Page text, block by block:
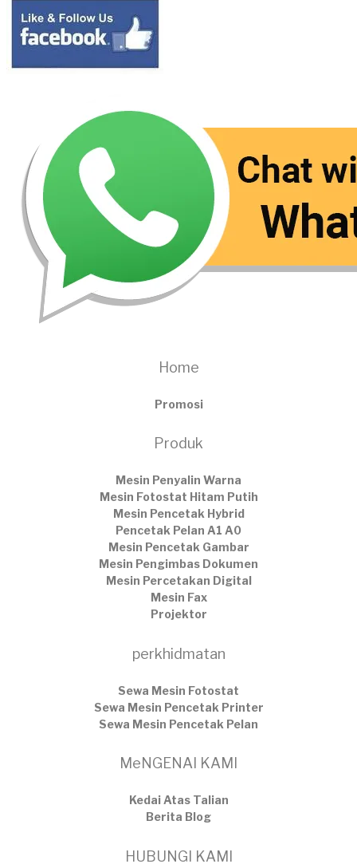
Home
Promosi
Produk
Mesin Penyalin Warna
Mesin Fotostat Hitam Putih
Mesin Pencetak Hybrid
Pencetak Pelan A1 A0
Mesin Pencetak Gambar
Mesin Pengimbas Dokumen
Mesin Percetakan Digital
Mesin Fax
Projektor
perkhidmatan
Sewa Mesin Fotostat
Sewa Mesin Pencetak Printer
Sewa Mesin Pencetak Pelan
MeNGENAI KAMI
Kedai Atas Talian
​Berita Blog
HUBUNGI KAMI